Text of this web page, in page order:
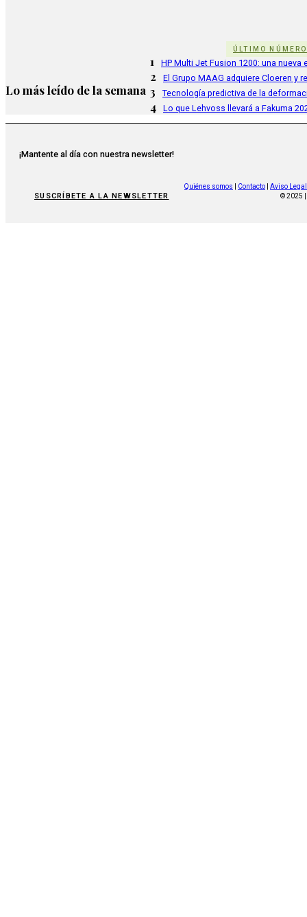
ÚLTIMO NÚMERO
Lo más leído de la semana
1 HP Multi Jet Fusion 1200: una
2 El Grupo MAAG adquiere Cloeren
3 Tecnología predictiva de la
4 Lo que Lehvoss llevará a Fakuma
¡Mantente al día con nuestra newsletter!
SUSCRÍBETE A LA NEWSLETTER
Quiénes somos Contacto
Aviso Legal
© 2025